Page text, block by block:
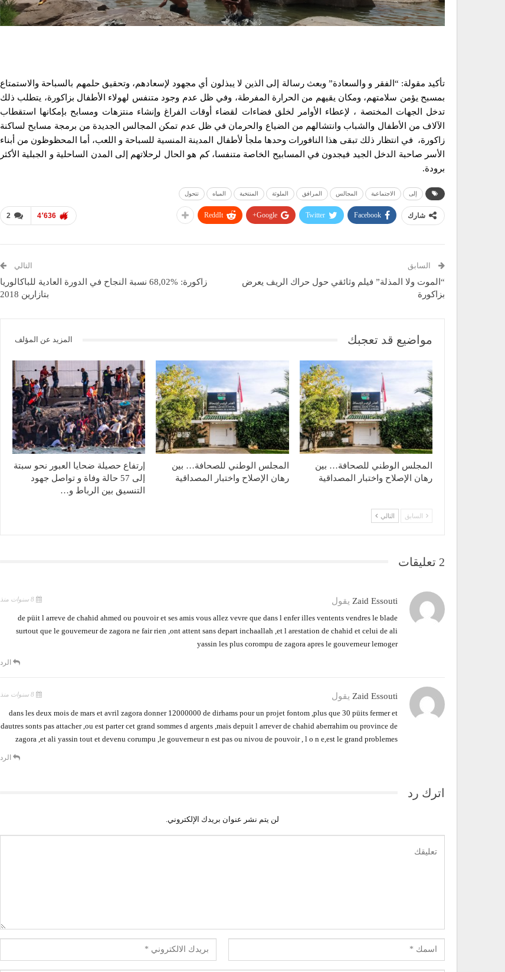
تأكيد مقولة: “الفقر و والسعادة” وبعث رسالة إلى الذين لا يبذلون أي مجهود لإسعادهم، وتحقيق حلمهم بالسباحة والاستمتاع
بمسبح يؤمن سلامتهم، ومكان يقيهم من الحرارة المفرطة، وفي ظل عدم وجود متنفس لهولاء الأطفال بزاكورة، يتطلب ذلك
تدخل الجهات المختصة ، لإعطاء الأوامر لخلق فضاءات لقضاء أوقات الفراغ وإنشاء منتزهات ومسابح بإمكانها استقطاب
الآلاف من الأطفال والشباب وانتشالهم من الضياع والحرمان في ظل عدم تمكن المجالس الجديدة من برمجة مسابح لساكنة
زاكورة، في انتظار ذلك تبقى هذا النافورات وحدها ملجأ لأطفال المدينة المنسية للسباحة و اللعب، أما المحظوظون من أبناء
الأسر صاحبة الدخل الجيد فيجدون في المسابيح الخاصة متنفسا، كم هو الحال لرحلاتهم إلى المدن الساحلية و الجبلية الأكثر
برودة.
إلى الاجتماعية المجالس المرافق الملوثة المنتخبة المياه تتحول
2 4٬636 شارك Facebook
Twitter
Google+
ReddIt
السابق
“الموت ولا المذلة” فيلم وثائقي حول حراك الريف يعرض
بزاكورة
التالي
زاكورة: %68,02 نسبة النجاح في الدورة العادية للباكالوريا
بتازارين 2018
مواضيع قد تعجبك المزيد عن المؤلف
المجلس الوطني للصحافة… بين
رهان الإصلاح واختبار المصداقية
المجلس الوطني للصحافة… بين
رهان الإصلاح واختبار المصداقية
إرتفاع حصيلة ضحايا العبور نحو سبتة
إلى 57 حالة وفاة و تواصل جهود
التنسيق بين الرباط و…
السابق التالي
2 تعليقات
Zaid Essouti يقول 8 سنوات منذ
de püit l arreve de chahid ahmed ou pouvoir et ses amis vous allez vevre que dans l enfer illes ventents vendres le blade
surtout que le gouverneur de zagora ne fair rien ,ont attent sans depart inchaallah ,et l arestation de chahid et celui de ali
yassin les plus corompu de zagora apres le gouverneur lemoger
الرد
Zaid Essouti يقول 8 سنوات منذ
dans les deux mois de mars et avril zagora donner 12000000 de dirhams pour un projet fontom ,plus que 30 püits fermer et
dautres sonts pas attacher ,ou est parter cet grand sommes d argents ,mais depuit l arrever de chahid aberrahim ou province de
zagora ,et ali yassin tout et devenu corumpu ,le gouverneur n est pas ou nivou de pouvoir , l o n e,est le grand problemes
الرد
اترك رد
لن يتم نشر عنوان بريدك الإلكتروني.